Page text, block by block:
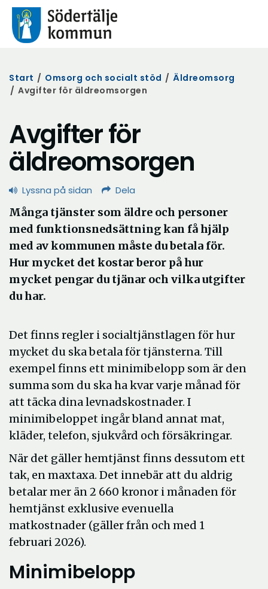
Start / Omsorg och socialt stöd / Äldreomsorg
/ Avgifter för äldreomsorgen
Avgifter för
äldreomsorgen
Lyssna på sidan Dela
Många tjänster som äldre och personer
med funktionsnedsättning kan få hjälp
med av kommunen måste du betala för.
Hur mycket det kostar beror på hur
mycket pengar du tjänar och vilka utgifter
du har.
Det finns regler i socialtjänstlagen för hur
mycket du ska betala för tjänsterna. Till
exempel finns ett minimibelopp som är den
summa som du ska ha kvar varje månad för
att täcka dina levnadskostnader. I
minimibeloppet ingår bland annat mat,
kläder, telefon, sjukvård och försäkringar.
När det gäller hemtjänst finns dessutom ett
tak, en maxtaxa. Det innebär att du aldrig
betalar mer än 2 660 kronor i månaden för
hemtjänst exklusive evenuella
matkostnader (gäller från och med 1
februari 2026).
Minimibelopp